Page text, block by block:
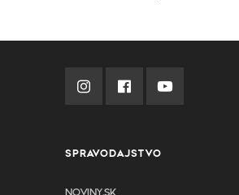
SPRAVODAJSTVO
NOVINY.SK